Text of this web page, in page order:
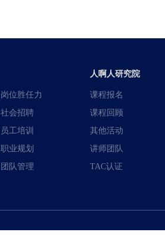
岗位胜任力
社会招聘
员工培训
职业规划
团队管理
人啊人研究院
课程报名
课程回顾
其他活动
讲师团队
TAC认证